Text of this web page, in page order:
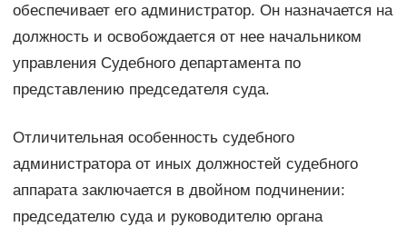
обеспечивает его администратор. Он назначается на
должность и освобождается от нее начальником
управления Судебного департамента по
представлению председателя суда.
Отличительная особенность судебного
администратора от иных должностей судебного
аппарата заключается в двойном подчинении:
председателю суда и руководителю органа